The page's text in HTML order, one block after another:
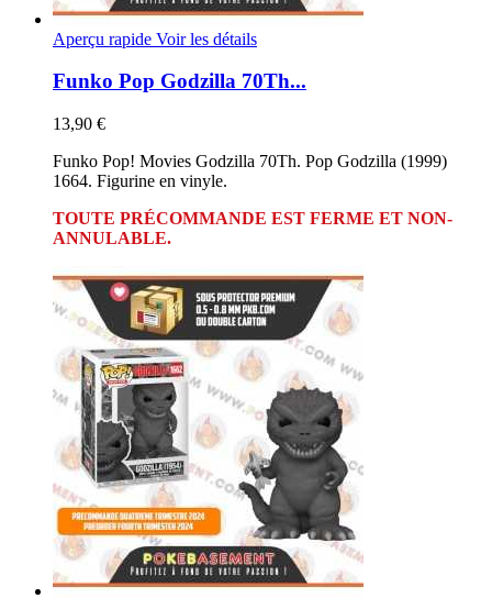
Aperçu rapide Voir les détails
Funko Pop Godzilla 70Th...
13,90 €
Funko Pop! Movies Godzilla 70Th. Pop Godzilla (1999)
1664. Figurine en vinyle.
TOUTE PRÉCOMMANDE EST FERME ET NON-
ANNULABLE.